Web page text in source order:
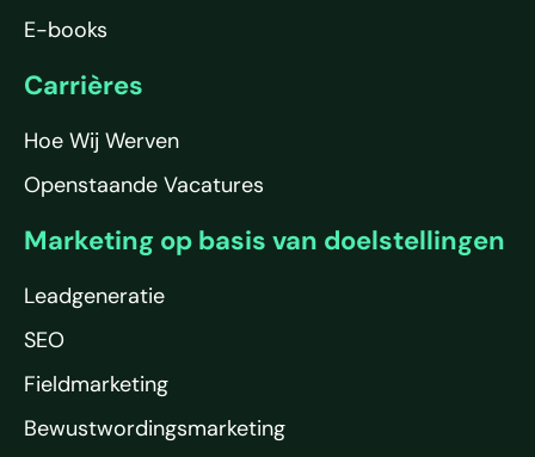
E-books
Carrières
Hoe Wij Werven
Openstaande Vacatures
Marketing op basis van doelstellingen
Leadgeneratie
SEO
Fieldmarketing
Bewustwordingsmarketing